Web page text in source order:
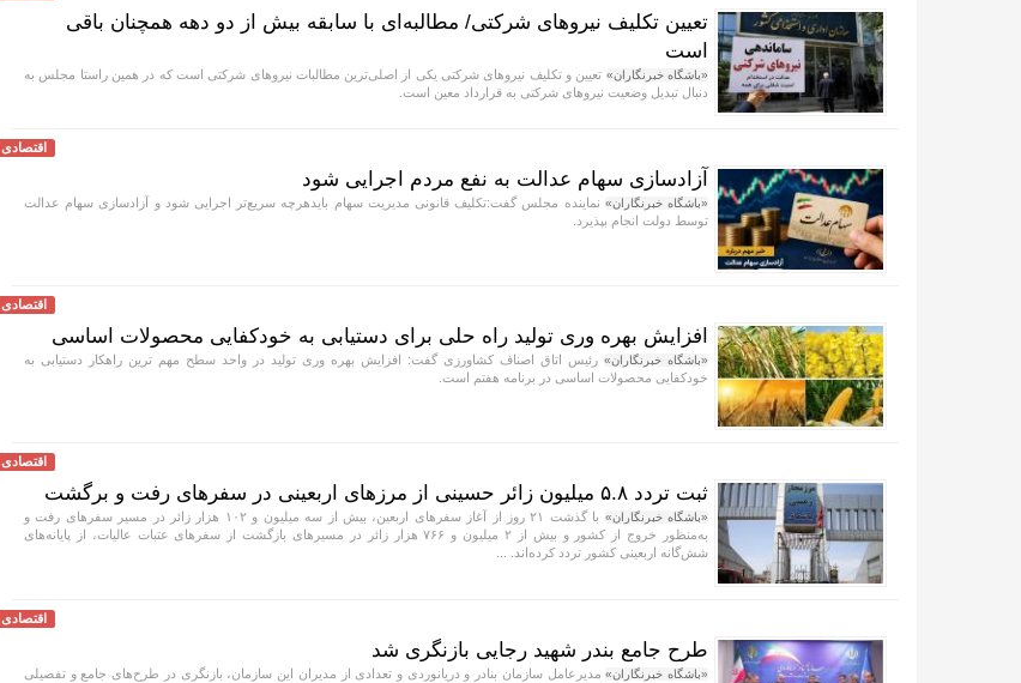
تعیین تکلیف نیروهای شرکتی/ مطالبه‌ای با سابقه بیش از دو دهه همچنان باقی
است
«باشگاه خبرنگاران» تعیین و تکلیف نیرو‌های شرکتی یکی از اصلی‌ترین مطالبات نیرو‌های شرکتی است که در همین راستا مجلس به
دنبال تبدیل وضعیت نیرو‌های شرکتی به قرارداد معین است.
اقتصادی
آزادسازی سهام عدالت به نفع مردم اجرایی شود
«باشگاه خبرنگاران» نماینده مجلس گفت:تکلیف قانونی مدیریت سهام بایدهرچه سریع‌تر اجرایی شود و آزادسازی سهام عدالت
توسط دولت انجام بپذیرد.
اقتصادی
افزایش بهره وری تولید راه حلی برای دستیابی به خودکفایی محصولات اساسی
«باشگاه خبرنگاران» رئیس اتاق اصناف کشاورزی گفت: افزایش بهره وری تولید در واحد سطح مهم ترین راهکار دستیابی به
خودکفایی محصولات اساسی در برنامه هفتم است.
اقتصادی
ثبت تردد ۵.۸ میلیون زائر حسینی از مرزهای اربعینی در سفرهای رفت و برگشت
«باشگاه خبرنگاران»
با گذشت ۲۱ روز از آغاز سفرهای اربعین، بیش از سه میلیون و ۱۰۲ هزار زائر در مسیر سفرهای رفت و
به‌منظور خروج از کشور و بیش از ۲ میلیون و ۷۶۶ هزار زائر در مسیرهای بازگشت از سفرهای عتبات عالیات، از پایانه‌های
شش‌گانه اربعینی کشور تردد کرده‌اند. ...
اقتصادی
طرح جامع بندر شهید رجایی بازنگری شد
«باشگاه خبرنگاران»مدیرعامل سازمان بنادر و دریانوردی و تعدادی از مدیران این سازمان، بازنگری در طرح‌های جامع و تفصیلی